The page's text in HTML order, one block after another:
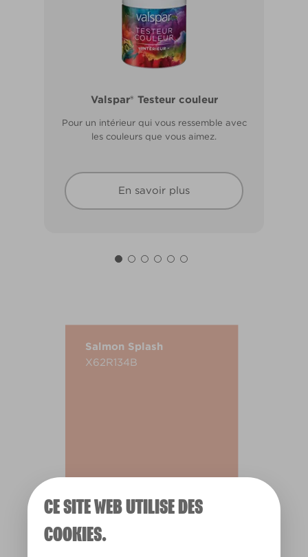
CE SITE WEB UTILISE DES
COOKIES.
Valspar® Testeur couleur
Pour un intérieur qui vous ressemble avec
les couleurs que vous aimez.
En savoir plus
Valspar® Pro Extérieur Boiseries et
Résiste aux fissures et à l’écaillage. Résiste
Salmon Splash
X62R134B